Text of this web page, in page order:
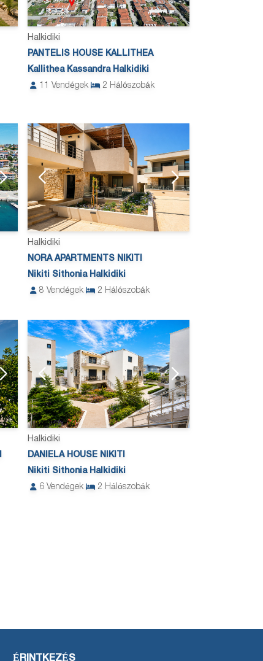
Halkidiki
PANTELIS HOUSE KALLITHEA
Kallithea Kassandra Halkidiki
Vendégek 2 Hálószobák
Halkidiki
NORA APARTMENTS NIKITI
Nikiti Sithonia Halkidiki
8 Vendégek 2 Hálószobák
Halkidiki
DANIELA HOUSE NIKITI
Nikiti Sithonia Halkidiki
6 Vendégek 2 Hálószobák
ÉRINTKEZÉS